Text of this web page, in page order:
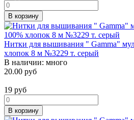
В корзину
Нитки для вышивания " Gamma"
хлопок 8 м №3229 т. серый
В наличии: много
20.00 руб
19 руб
В корзину